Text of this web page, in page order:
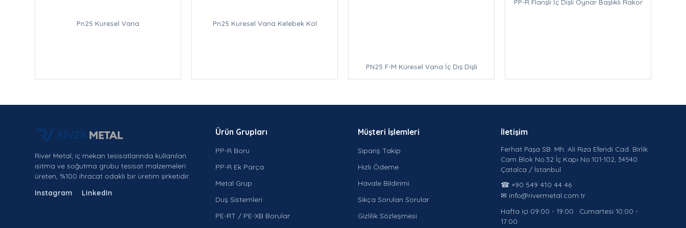
Pn25 Kuresel Vana Pn25 Kuresel Vana Kelebek Kol
PN25 F-M Küresel Vana İç Dış Dişli
PP-R Flanşlı İç Dişli Oynar Başlıklı Rakor
River Metal; iç mekan tesisatlarında kullanılan
ısıtma ve soğutma grubu tesisat malzemeleri
üreten, %100 ihracat odaklı bir üretim şirketidir.
Instagram LinkedIn
Ürün Grupları
PP-R Boru
PP-R Ek Parça
Metal Grup
Duş Sistemleri
PE-RT / PE-XB Borular
Müşteri İşlemleri
Sipariş Takip
Hızlı Ödeme
Havale Bildirimi
Sıkça Sorulan Sorular
Gizlilik Sözleşmesi
İletişim
Ferhat Paşa SB. Mh. Ali Rıza Efendi Cad. Birlik
Cam Blok No:32 İç Kapı No:101-102, 34540
Çatalca / İstanbul
☎ +90 549 410 44 46
✉ info@rivermetal.com.tr
Hafta içi 09:00 - 19:00 · Cumartesi 10:00 -
17:00